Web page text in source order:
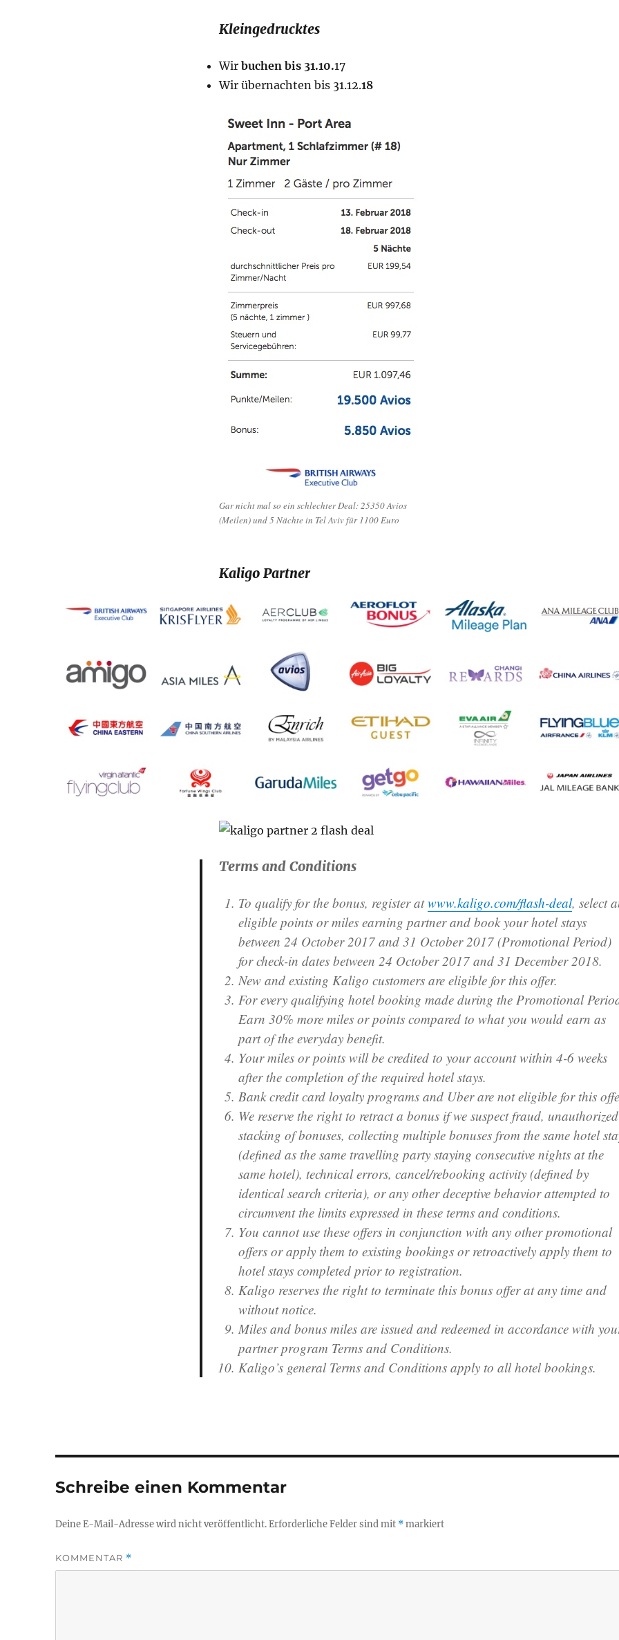
Kleingedrucktes
Wir buchen bis 31.10.17
Wir übernachten bis 31.12.18
Gar nicht mal so ein schlechter Deal: 25350 Avios
(Meilen) und 5 Nächte in Tel Aviv für 1100 Euro
Kaligo Partner
Terms and Conditions
To qualify for the bonus, register atwww.kaligo.com/flash-deal, select
eligible points or miles earning partner and book your hotel stays
between 24 October 2017 and 31 October 2017 (Promotional Period)
for check-in dates between 24 October 2017 and 31 December 2018.
New and existing Kaligo customers are eligible for this offer.
For every qualifying hotel booking made during the Promotional
Earn 30% more miles or points compared to what you would earn as
part of the everyday benefit.
Your miles or points will be credited to your account within 4-6 weeks
after the completion of the required hotel stays.
Bank credit card loyalty programs and Uber are not eligible for this
We reserve the right to retract a bonus if we suspect fraud, unauthorized
stacking of bonuses, collecting multiple bonuses from the same hotel
(defined as the same travelling party staying consecutive nights at the
same hotel), technical errors, cancel/rebooking activity (defined by
identical search criteria), or any other deceptive behavior attempted to
circumvent the limits expressed in these terms and conditions.
You cannot use these offers in conjunction with any other promotional
offers or apply them to existing bookings or retroactively apply them to
hotel stays completed prior to registration.
Kaligo reserves the right to terminate this bonus offer at any time and
without notice.
Miles and bonus miles are issued and redeemed in accordance with
partner program Terms and Conditions.
Kaligo’s general Terms and Conditions apply to all hotel bookings.
Schreibe einen Kommentar
Deine E-Mail-Adresse wird nicht veröffentlicht.Erforderliche Felder sind mit *markiert
KOMMENTAR *